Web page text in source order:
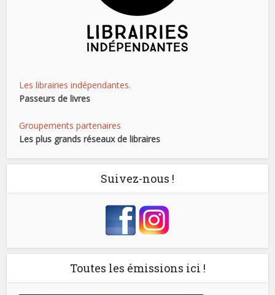
Les librairies indépendantes.
Passeurs de livres
Groupements partenaires
Les plus grands réseaux de libraires
Suivez-nous !
Toutes les émissions ici !